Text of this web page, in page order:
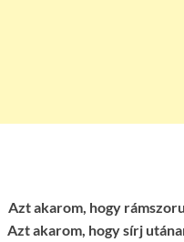
Azt akarom, hogy
Azt akarom, hogy sírj